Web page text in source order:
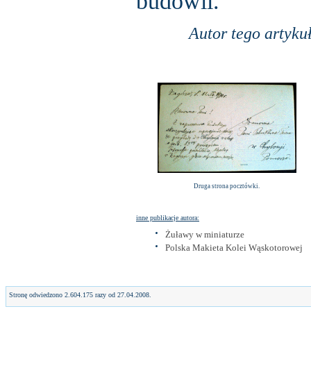
Autor tego
Druga strona pocztówki.
inne publikacje autora:
Żuławy w miniaturze
Polska Makieta Kolei Wąskotorowej
Stronę odwiedzono 2.604.175 razy od 27.04.2008.